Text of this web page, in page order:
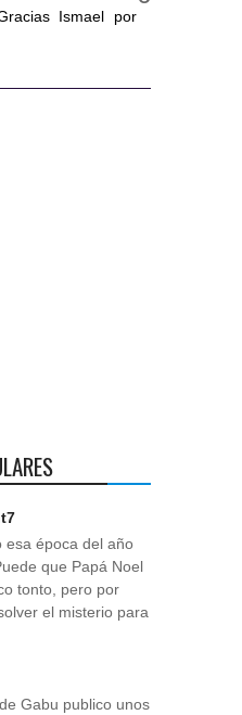
Ismael por
esa época del año
que Papá Noel
tonto, pero por
el misterio para
Gabu publico unos